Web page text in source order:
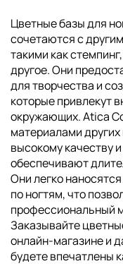
Цветные базы для
сочетаются с
такими как
другое. Они
для творчества и
которые привлекут
окружающих. Atica
материалами
высокому качеству
обеспечивают
Они легко
по ногтям, что
профессиональный
Заказывайте
онлайн-магазине и
будете впечатлены